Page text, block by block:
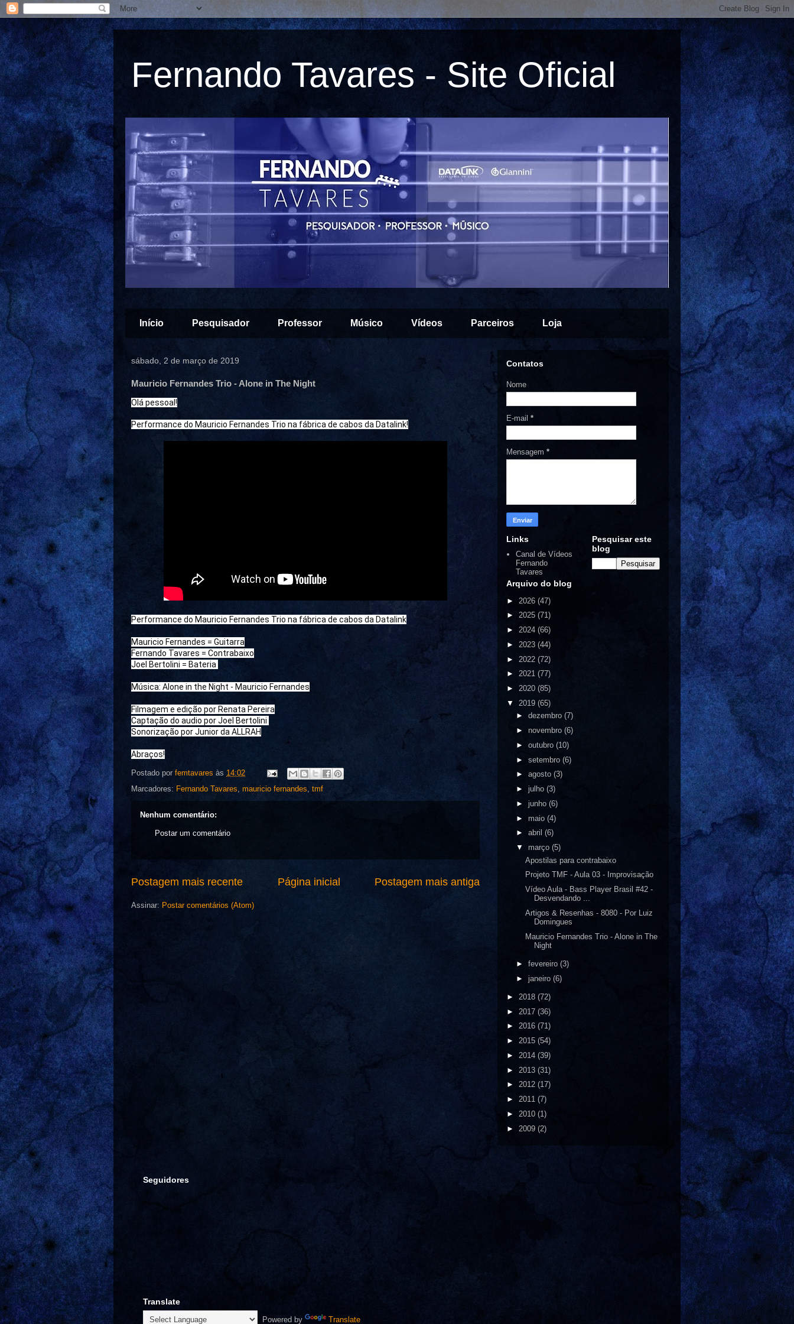
Fernando Tavares - Site Oficial
Início Pesquisador Professor Músico Vídeos Parceiros Loja
sábado, 2 de março de 2019
Mauricio Fernandes Trio - Alone in The Night
Performance do Mauricio Fernandes Trio na fábrica de cabos da Datalink!
Performance do Mauricio Fernandes Trio na fábrica de cabos da Datalink
Mauricio Fernandes = Guitarra
Fernando Tavares = Contrabaixo
Joel Bertolini = Bateria
Música: Alone in the Night - Mauricio Fernandes
Filmagem e edição por Renata Pereira
Captação do audio por Joel Bertolini
Sonorização por Junior da ALLRAH
Abraços!
Postado por femtavares às 14:02
Marcadores: Fernando Tavares, mauricio fernandes, tmf
Nenhum comentário:
Postar um comentário
Postagem mais recente Postagem mais antiga
Página inicial
Assinar: Postar comentários (Atom)
Contatos
Nome
E-mail *
Mensagem *
Links
Canal de Vídeos
Fernando
Tavares
Pesquisar este
blog
Arquivo do blog
► 2026 (47)
► 2025 (71)
► 2024 (66)
► 2023 (44)
► 2022 (72)
► 2021 (77)
► 2020 (85)
▼ 2019 (65)
► dezembro (7)
► novembro (6)
► outubro (10)
► setembro (6)
► agosto (3)
► julho (3)
► junho (6)
► maio (4)
► abril (6)
▼ março (5)
Apostilas para contrabaixo
Projeto TMF - Aula 03 - Improvisação
Vídeo Aula - Bass Player Brasil #42 -
Desvendando ...
Artigos & Resenhas - 8080 - Por Luiz
Domingues
Mauricio Fernandes Trio - Alone in The
Night
► fevereiro (3)
► janeiro (6)
► 2018 (72)
► 2017 (36)
► 2016 (71)
► 2015 (54)
► 2014 (39)
► 2013 (31)
► 2012 (17)
► 2011 (7)
► 2010 (1)
► 2009 (2)
Seguidores
Translate
Powered by Translate